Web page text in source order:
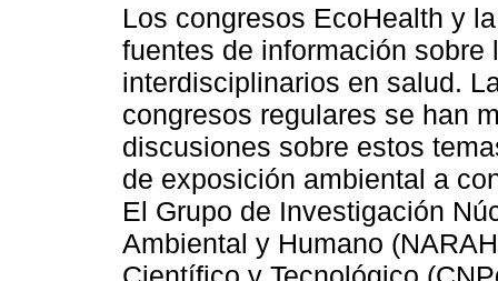
Los congresos EcoHealth y
fuentes de información
interdisciplinarios en salud.
congresos regulares se han
discusiones sobre estos
de exposición ambiental a
El Grupo de Investigación
Ambiental y Humano